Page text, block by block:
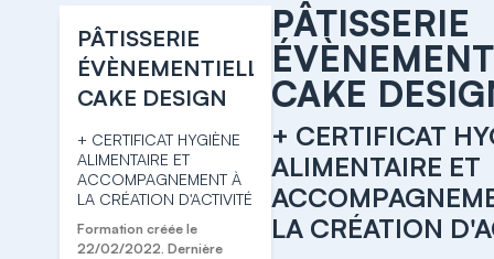
PÂTISSERIE
ÉVÈNEMENTIELLE
CAKE DESIGN
+ CERTIFICAT HYGIÈNE
ALIMENTAIRE ET
ACCOMPAGNEMENT À
LA CRÉATION D'ACTIVITÉ
Formation créée le
22/02/2022. Dernière
PÂTISSERIE
CAKE
+ CERTIFICAT
ALIMENTAIRE ET
LA CRÉATION